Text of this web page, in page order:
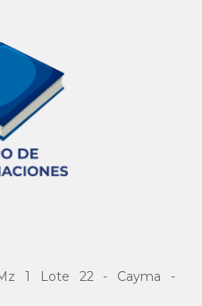
1 Lote 22 - Cayma -